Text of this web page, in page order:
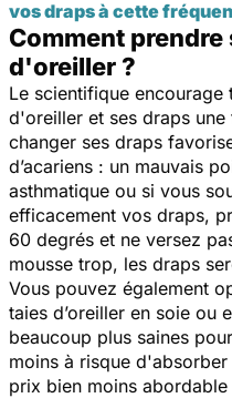
vos draps à cette
Comment
d'oreiller ?
Le scientifique
d'oreiller et ses draps
changer ses draps
d’acariens : un mauvais
asthmatique ou si vous
efficacement vos draps,
60 degrés et ne versez
mousse trop, les draps
Vous pouvez également
taies d’oreiller en soie ou
beaucoup plus saines
moins à risque
prix bien moins